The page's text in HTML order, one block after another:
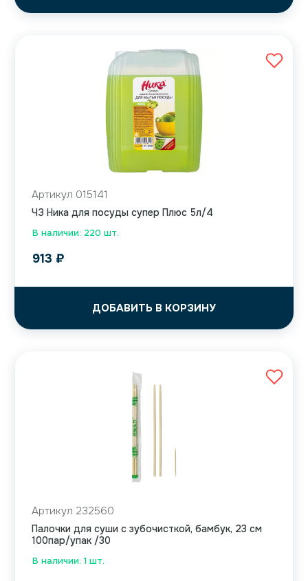
В наличии: 220 шт.
Артикул 015141
ЧЗ Ника для посуды супер Плюс 5л/4
913 ₽
ДОБАВИТЬ В КОРЗИНУ
В наличии: 1 шт.
Артикул 232560
Палочки для суши с зубочисткой, бамбук, 23 см
100пар/упак /30